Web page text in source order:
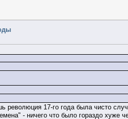
17-го года была чисто
- ничего что было гораздо хуже